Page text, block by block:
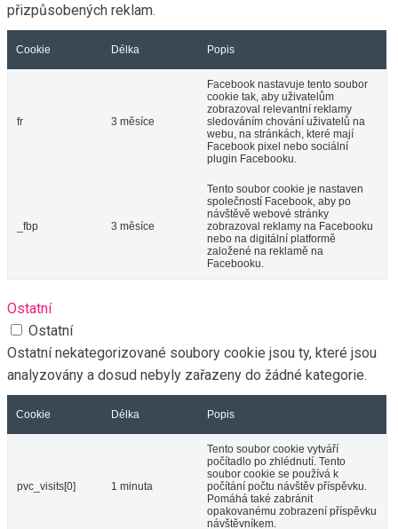
přizpůsobených reklam.
Cookie Délka Popis
fr 3 měsíce
Facebook nastavuje tento soubor
cookie tak, aby uživatelům
zobrazoval relevantní reklamy
sledováním chování uživatelů na
webu, na stránkách, které mají
Facebook pixel nebo sociální
plugin Facebooku.
_fbp 3 měsíce
Tento soubor cookie je nastaven
společností Facebook, aby po
návštěvě webové stránky
zobrazoval reklamy na Facebooku
nebo na digitální platformě
založené na reklamě na
Facebooku.
Ostatní
Ostatní
Ostatní nekategorizované soubory cookie jsou ty, které jsou
analyzovány a dosud nebyly zařazeny do žádné kategorie.
Cookie Délka Popis
pvc_visits[0] 1 minuta
Tento soubor cookie vytváří
počítadlo po zhlédnutí. Tento
soubor cookie se používá k
počítání počtu návštěv příspěvku.
Pomáhá také zabránit
opakovanému zobrazení příspěvku
návštěvníkem.